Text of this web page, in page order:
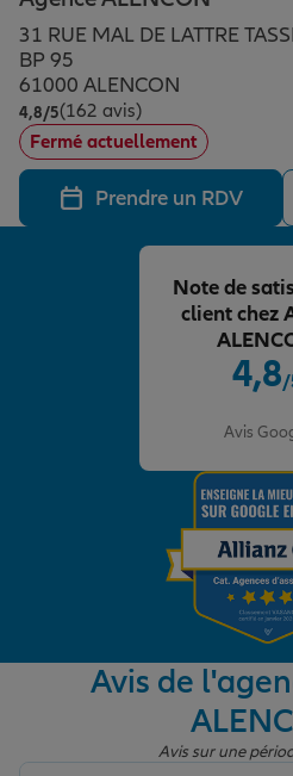
Assurance emprunteur
Prévoyance et dépendance
Assurance animal de
Protection de la famille
Protection juridique
Épargne & retraite
Plan épargne retraite
Assurance vie
Investissements immobiliers
Vos projets
Partir en vacances
Préparer l’avenir
Conseil assurance
Assurance habitation
Le Pack Famille
Garantie des accidents de
Assurance scolaire
31 RUE MAL DE LATTRE
BP 95
61000 ALENCON
4,8/5Note de 4.8 sur 5
(162 avis)
Fermé actuellement
Prendre un RDV
4,8/
Avis
Note de
client chez
Avis de
Avis sur une